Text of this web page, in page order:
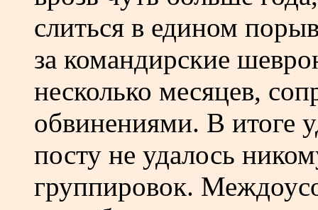
слиться в едином
за командирские
несколько месяцев,
обвинениями. В итоге
посту не удалось
группировок.